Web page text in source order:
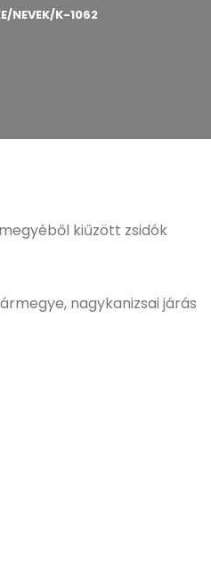
NEVEK/K-1062
kiűzött zsidók
nagykanizsai járás